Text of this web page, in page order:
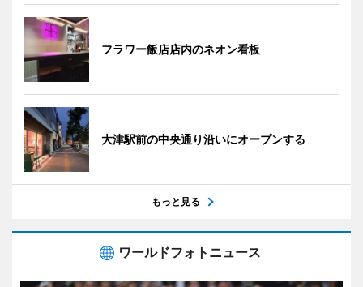
フラワー飯店店内のネオン看板
大津駅前の中央通り沿いにオープンする
もっと見る
ワールドフォトニュース